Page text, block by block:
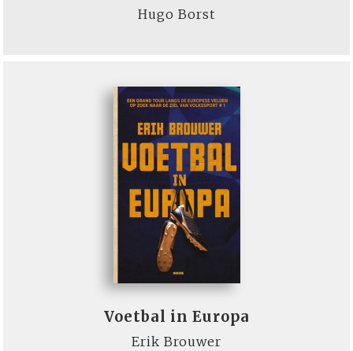
Hugo Borst
Voetbal in Europa
Erik Brouwer